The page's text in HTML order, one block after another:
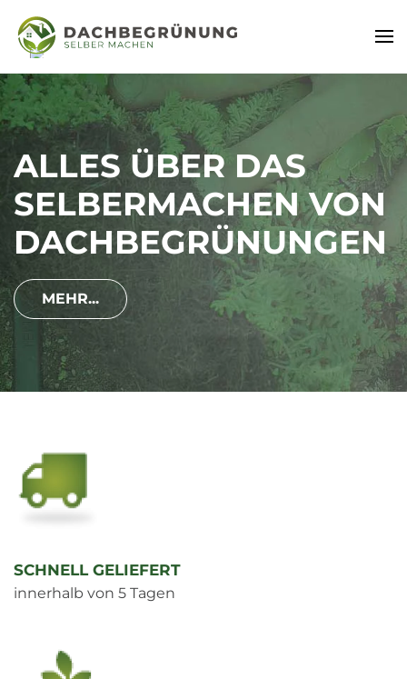
ALLES ÜBER DAS
SELBERMACHEN VON
DACHBEGRÜNUNGEN
MEHR...
SCHNELL GELIEFERT
innerhalb von 5 Tagen